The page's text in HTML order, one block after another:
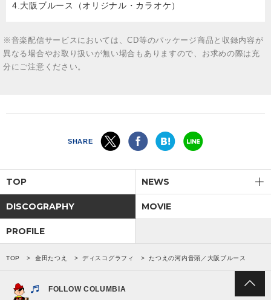
4.大阪ブルース（オリジナル・カラオケ）
※音楽配信サービスにおいては、CD等のパッケージ商品と収録内容が
異なる場合やお取り扱いが無い場合もありますので、お求めの際は充
分にご注意ください。
SHARE
TOP NEWS
DISCOGRAPHY MOVIE
PROFILE
TOP 金田たつえ ディスコグラフィ たつえの河内音頭／大阪ブルース
FOLLOW COLUMBIA